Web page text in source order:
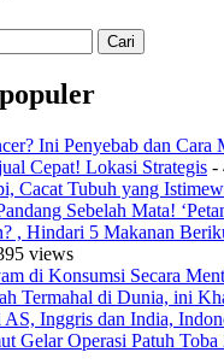
Ini Penyebab dan Cara
Cepat! Lokasi Strategis -
Cacat Tubuh yang
Sebelah Mata!
, Hindari 5 Makanan
views
di Konsumsi Secara
Termahal di Dunia, ini
Inggris dan India,
Gelar Operasi Patuh